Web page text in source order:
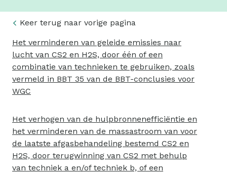
Keer terug naar vorige pagina
Het verminderen van geleide emissies naar
lucht van CS2 en H2S, door één of een
combinatie van technieken te gebruiken, zoals
vermeld in BBT 35 van de BBT-conclusies voor
WGC
Het verhogen van de hulpbronnenefficiëntie en
het verminderen van de massastroom van voor
de laatste afgasbehandeling bestemd CS2 en
H2S, door terugwinning van CS2 met behulp
van techniek a en/of techniek b, of een